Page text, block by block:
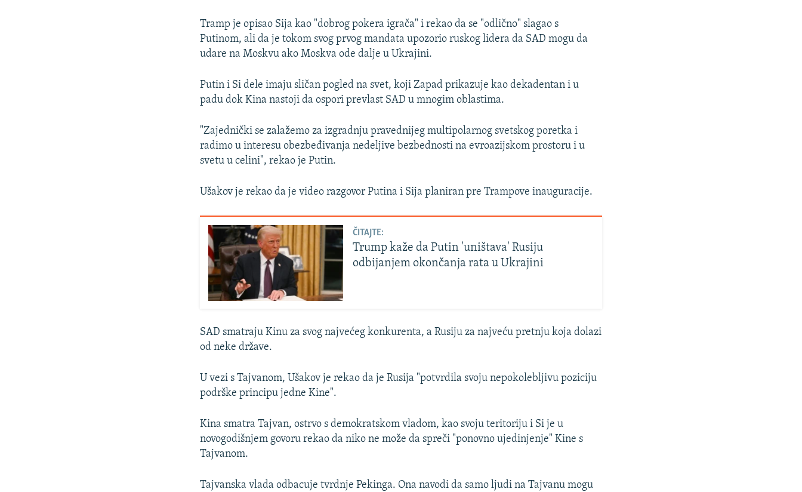
Tramp je opisao Sija kao "dobrog pokera igrača" i rekao da se "odlično" slagao s
Putinom, ali da je tokom svog prvog mandata upozorio ruskog lidera da SAD mogu da
udare na Moskvu ako Moskva ode dalje u Ukrajini.
Putin i Si dele imaju sličan pogled na svet, koji Zapad prikazuje kao dekadentan i u
padu dok Kina nastoji da ospori prevlast SAD u mnogim oblastima.
"Zajednički se zalažemo za izgradnju pravednijeg multipolarnog svetskog poretka i
radimo u interesu obezbeđivanja nedeljive bezbednosti na evroazijskom prostoru i u
svetu u celini", rekao je Putin.
Ušakov je rekao da je video razgovor Putina i Sija planiran pre Trampove inauguracije.
ČITAJTE:
Trump kaže da Putin 'uništava' Rusiju
odbijanjem okončanja rata u Ukrajini
SAD smatraju Kinu za svog najvećeg konkurenta, a Rusiju za najveću pretnju koja dolazi
od neke države.
U vezi s Tajvanom, Ušakov je rekao da je Rusija "potvrdila svoju nepokolebljivu poziciju
podrške principu jedne Kine".
Kina smatra Tajvan, ostrvo s demokratskom vladom, kao svoju teritoriju i Si je u
novogodišnjem govoru rekao da niko ne može da spreči "ponovno ujedinjenje" Kine s
Tajvanom.
Tajvanska vlada odbacuje tvrdnje Pekinga. Ona navodi da samo ljudi na Tajvanu mogu